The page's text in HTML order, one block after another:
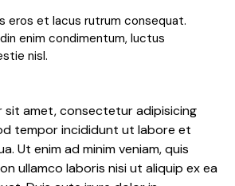
eros et lacus rutrum consequat.
enim condimentum, luctus
nisl.
sit amet, consectetur adipisicing
tempor incididunt ut labore et
Ut enim ad minim veniam, quis
ullamco laboris nisi ut aliquip ex ea